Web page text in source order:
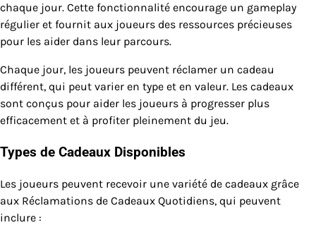
chaque jour. Cette fonctionnalité encourage un gameplay
régulier et fournit aux joueurs des ressources précieuses
pour les aider dans leur parcours.
Chaque jour, les joueurs peuvent réclamer un cadeau
différent, qui peut varier en type et en valeur. Les cadeaux
sont conçus pour aider les joueurs à progresser plus
efficacement et à profiter pleinement du jeu.
Types de Cadeaux Disponibles
Les joueurs peuvent recevoir une variété de cadeaux grâce
aux Réclamations de Cadeaux Quotidiens, qui peuvent
inclure :